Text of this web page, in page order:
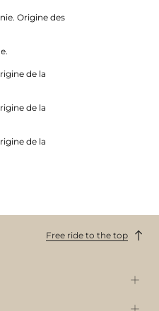
Origine des
de la
de la
de la
Free ride to the top